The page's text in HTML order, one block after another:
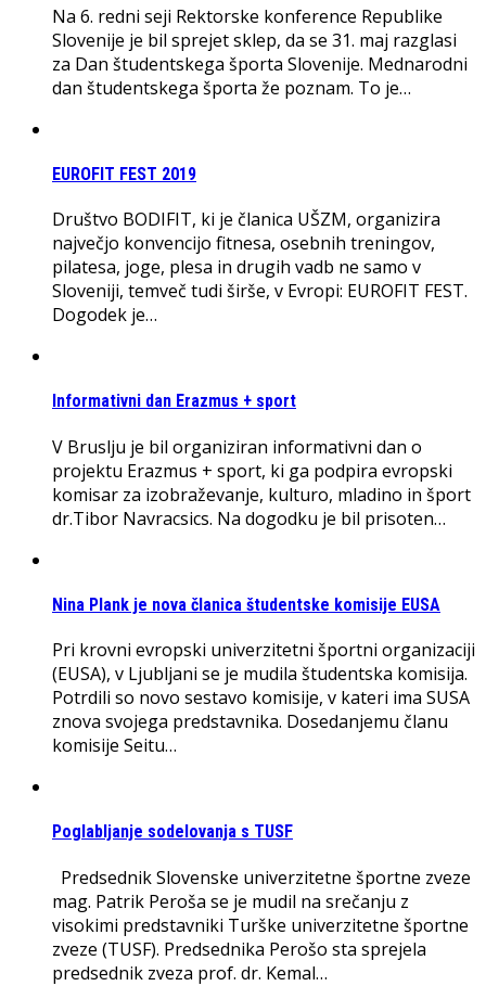
Na 6. redni seji Rektorske konference Republike
Slovenije je bil sprejet sklep, da se 31. maj razglasi
za Dan študentskega športa Slovenije. Mednarodni
dan študentskega športa že poznam. To je…
EUROFIT FEST 2019
Društvo BODIFIT, ki je članica UŠZM, organizira
največjo konvencijo fitnesa, osebnih treningov,
pilatesa, joge, plesa in drugih vadb ne samo v
Sloveniji, temveč tudi širše, v Evropi: EUROFIT FEST.
Dogodek je…
Informativni dan Erazmus + sport
V Bruslju je bil organiziran informativni dan o
projektu Erazmus + sport, ki ga podpira evropski
komisar za izobraževanje, kulturo, mladino in šport
dr.Tibor Navracsics. Na dogodku je bil prisoten…
Nina Plank je nova članica študentske komisije EUSA
Pri krovni evropski univerzitetni športni organizaciji
(EUSA), v Ljubljani se je mudila študentska komisija.
Potrdili so novo sestavo komisije, v kateri ima SUSA
znova svojega predstavnika. Dosedanjemu članu
komisije Seitu…
Poglabljanje sodelovanja s TUSF
Predsednik Slovenske univerzitetne športne zveze
mag. Patrik Peroša se je mudil na srečanju z
visokimi predstavniki Turške univerzitetne športne
zveze (TUSF). Predsednika Perošo sta sprejela
predsednik zveza prof. dr. Kemal…